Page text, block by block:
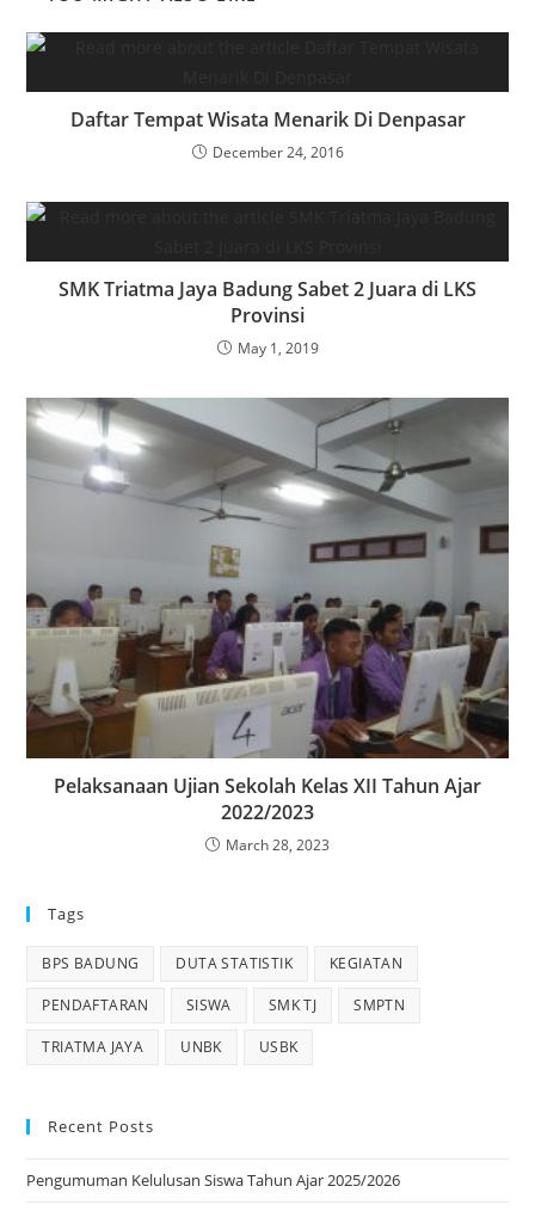
Daftar Tempat Wisata Menarik Di Denpasar
December 24, 2016
SMK Triatma Jaya Badung Sabet 2 Juara di LKS
Provinsi
May 1, 2019
Pelaksanaan Ujian Sekolah Kelas XII Tahun Ajar
2022/2023
March 28, 2023
Tags
BPS BADUNG DUTA STATISTIK KEGIATAN
PENDAFTARAN SISWA SMK TJ SMPTN
TRIATMA JAYA UNBK USBK
Recent Posts
Pengumuman Kelulusan Siswa Tahun Ajar 2025/2026